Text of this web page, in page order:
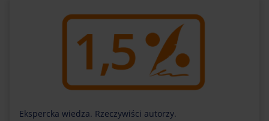
Ekspercka wiedza. Rzeczywiści autorzy.